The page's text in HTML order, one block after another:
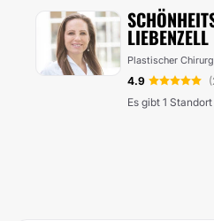
LIEBENZELL
Plastischer Chirurg
4.9
Es gibt 1